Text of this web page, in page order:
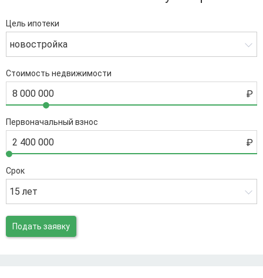
Цель ипотеки
новостройка
Стоимость недвижимости
Первоначальный взнос
Срок
15 лет
Подать заявку